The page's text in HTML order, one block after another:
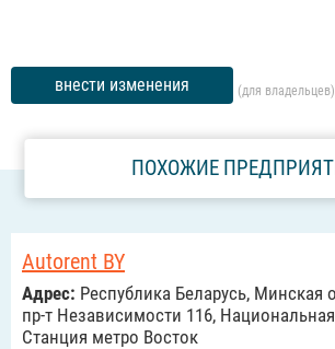
внести изменения (для владельцев)
ПОХОЖИЕ
Autorent BY
Адрес: Республика Беларусь, Минская
пр-т Независимости 116,
Станция метро Восток